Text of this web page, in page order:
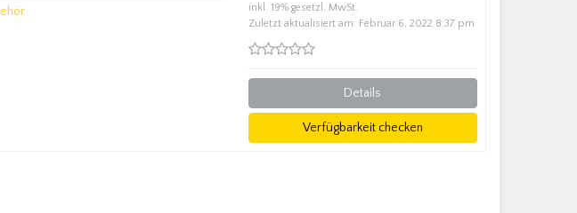
inkl. 19% gesetzl. MwSt.
Zuletzt aktualisiert am: Februar 6, 2022 8:37 pm
Details
Verfügbarkeit checken